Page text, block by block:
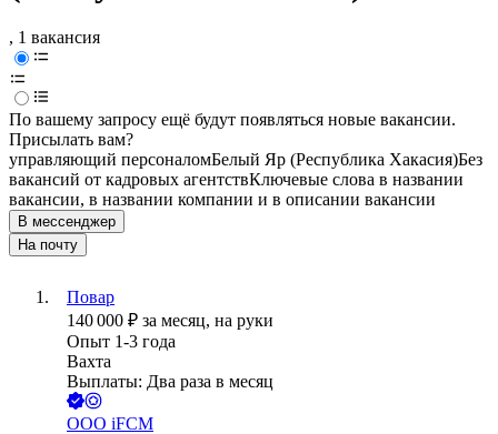
, 1 вакансия
По вашему запросу ещё будут появляться новые вакансии.
Присылать вам?
управляющий персоналомБелый Яр (Республика Хакасия)Без
вакансий от кадровых агентствКлючевые слова в названии
вакансии, в названии компании и в описании вакансии
В мессенджер
На почту
Повар
140 000 ₽ за месяц, на руки
Опыт 1-3 года
Вахта
Выплаты: Два раза в месяц
ООО iFCM